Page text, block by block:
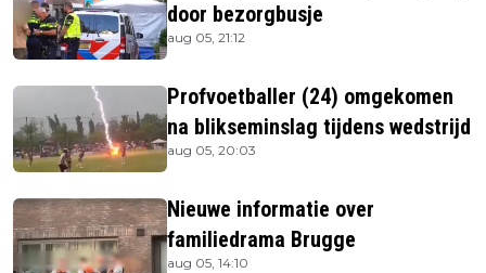
door bezorgbusje
aug 05, 21:12
Profvoetballer (24) omgekomen
na blikseminslag tijdens wedstrijd
aug 05, 20:03
Nieuwe informatie over
familiedrama Brugge
aug 05, 14:10